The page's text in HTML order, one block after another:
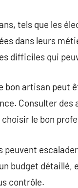
tels que les
dans leurs
difficiles qui
bon artisan peut
Consulter
le bon
peuvent
budget détaillé,
contrôle.